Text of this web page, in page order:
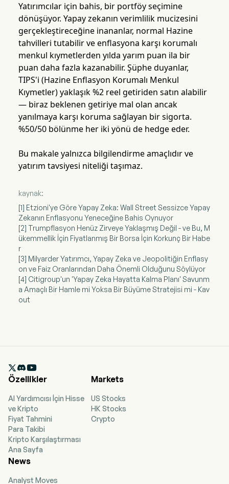
Yatırımcılar için bahis, bir portföy seçimine
dönüşüyor. Yapay zekanın verimlilik mucizesini
gerçekleştireceğine inananlar, normal Hazine
tahvilleri tutabilir ve enflasyona karşı korumalı
menkul kıymetlerden yılda yarım puan ila bir
puan daha fazla kazanabilir. Şüphe duyanlar,
TIPS'i (Hazine Enflasyon Korumalı Menkul
Kıymetler) yaklaşık %2 reel getiriden satın alabilir
— biraz beklenen getiriye mal olan ancak
yanılmaya karşı koruma sağlayan bir sigorta.
%50/50 bölünme her iki yönü de hedge eder.
Bu makale yalnızca bilgilendirme amaçlıdır ve
yatırım tavsiyesi niteliği taşımaz.
kaynak:
[1] Etzioni'ye Göre Yapay Zeka: Wall Street Sessizce Yapay
Zekanın Enflasyonu Yeneceğine Bahis Oynuyor
[2] Trumpflasyon Henüz Zirveye Yaklaşmış Değil - ve Bu, M
ükemmellik İçin Fiyatlanmış Bir Borsa İçin Korkunç Bir Habe
r
[3] Milyarder Yatırımcı, Yapay Zeka ve Jeopolitiğin Enflasy
on ve Faiz Oranlarından Daha Önemli Olduğunu Söylüyor
[4] Citigroup'un 'Yapay Zeka Hayatta Kalma Planı' Savunm
a Amaçlı Bir Hamle mi Yoksa Bir Büyüme Stratejisi mi - Kav
out

Özellikler
AI Yardımcısı İçin Hisse
ve Kripto
Fiyat Tahmini
Para Takibi
Kripto Karşılaştırması
Ana Sayfa
Markets
US Stocks
HK Stocks
Crypto
News
Analyst Moves